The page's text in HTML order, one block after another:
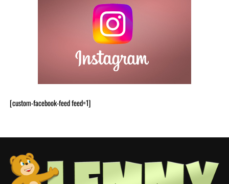
[custom-facebook-feed feed=1]